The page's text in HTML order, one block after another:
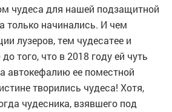
чудеса для нашей подзащитной
только начинались. И чем
лузеров, тем чудесатее и
того, что в 2018 году ей чуть
автокефалию ее поместной
творились чудеса! Хотя,
чудесника, взявшего под